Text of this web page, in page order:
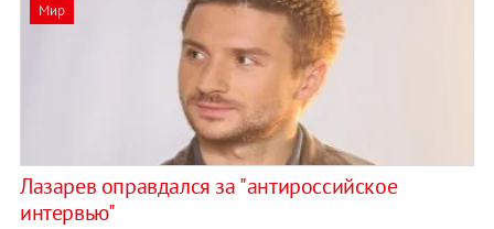
Мир
Лазарев оправдался за "антироссийское
интервью"